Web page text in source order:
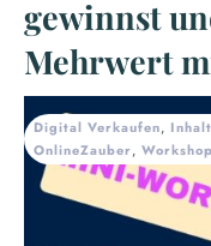
gewinnst
Mehrwert
Digital Verkaufen,
OnlineZauber, Workshop